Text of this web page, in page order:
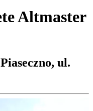
Altmaster
ul.